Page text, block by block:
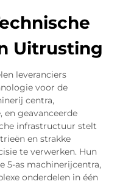
Uitrusting
leveranciers
voor de
centra,
en geavanceerde
infrastructuur stelt
en strakke
te verwerken. Hun
5-as machinerijcentra,
onderdelen in één